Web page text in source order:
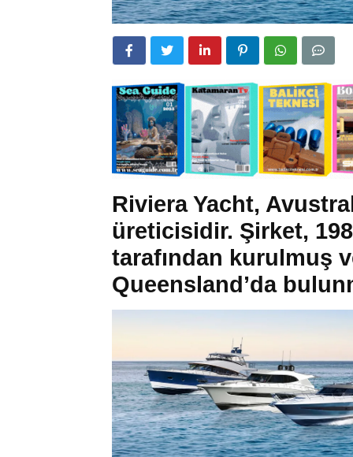
Riviera Yacht,
üreticisidir. Şirket,
tarafından kurulmuş
Queensland’da